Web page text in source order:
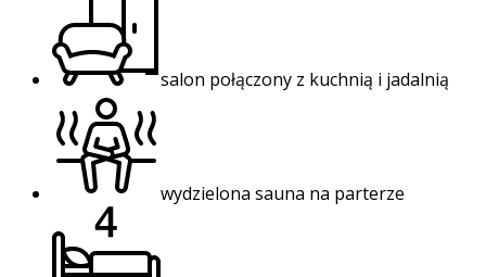
salon połączony z kuchnią i jadalnią
wydzielona sauna na parterze